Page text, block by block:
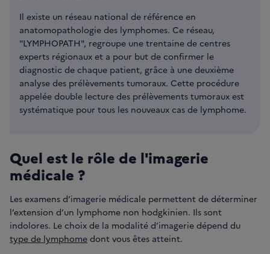
Il existe un réseau national de référence en
anatomopathologie des lymphomes. Ce réseau,
"LYMPHOPATH", regroupe une trentaine de centres
experts régionaux et a pour but de confirmer le
diagnostic de chaque patient, grâce à une deuxième
analyse des prélèvements tumoraux. Cette procédure
appelée double lecture des prélèvements tumoraux est
systématique pour tous les nouveaux cas de lymphome.
Quel est le rôle de l'imagerie
médicale ?
Les examens d’imagerie médicale permettent de déterminer
l’extension d’un lymphome non hodgkinien. Ils sont
indolores. Le choix de la modalité d’imagerie dépend du
type de lymphome dont vous êtes atteint.